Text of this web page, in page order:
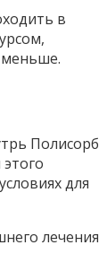
в
Полисорб
для
лечения